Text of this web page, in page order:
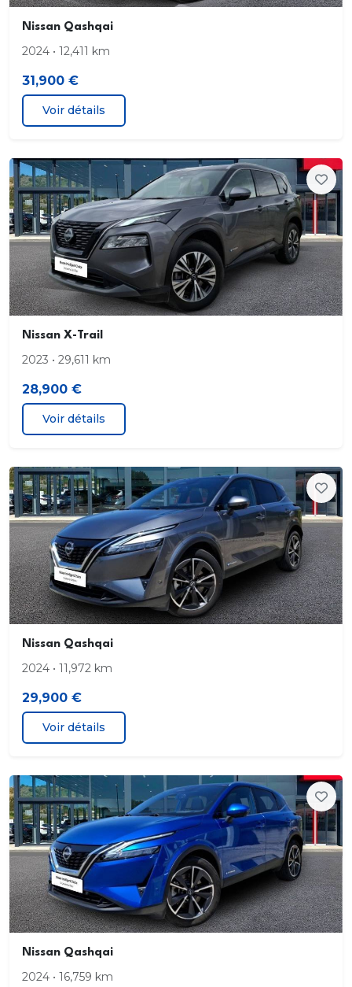
Nissan Qashqai
2024 • 12,411 km
31,900 €
Voir détails
Nissan X-Trail
2023 • 29,611 km
28,900 €
Voir détails
Nissan Qashqai
2024 • 11,972 km
29,900 €
Voir détails
Nissan Qashqai
2024 • 16,759 km